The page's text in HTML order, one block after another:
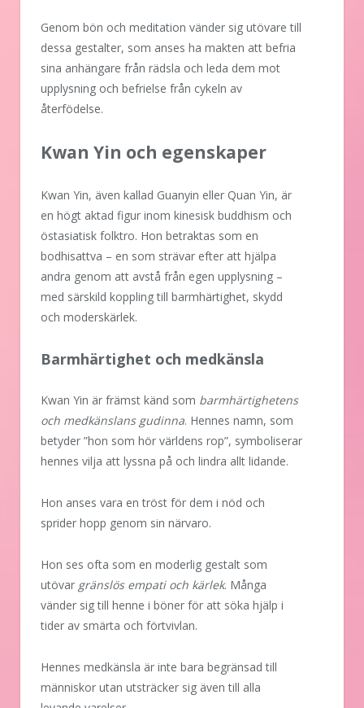
Genom bön och meditation vänder sig utövare till
dessa gestalter, som anses ha makten att befria
sina anhängare från rädsla och leda dem mot
upplysning och befrielse från cykeln av
återfödelse.
Kwan Yin och egenskaper
Kwan Yin, även kallad Guanyin eller Quan Yin, är
en högt aktad figur inom kinesisk buddhism och
östasiatisk folktro. Hon betraktas som en
bodhisattva – en som strävar efter att hjälpa
andra genom att avstå från egen upplysning –
med särskild koppling till barmhärtighet, skydd
och moderskärlek.
Barmhärtighet och medkänsla
Kwan Yin är främst känd som barmhärtighetens
och medkänslans gudinna. Hennes namn, som
betyder ”hon som hör världens rop”, symboliserar
hennes vilja att lyssna på och lindra allt lidande.
Hon anses vara en tröst för dem i nöd och
sprider hopp genom sin närvaro.
Hon ses ofta som en moderlig gestalt som
utövar gränslös empati och kärlek. Många
vänder sig till henne i böner för att söka hjälp i
tider av smärta och förtvivlan.
Hennes medkänsla är inte bara begränsad till
människor utan utsträcker sig även till alla